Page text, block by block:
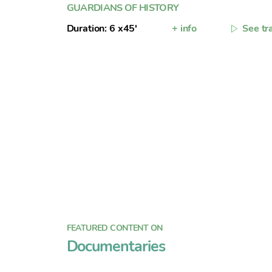
GUARDIANS OF HISTORY
Duration: 6 x45'
+ info See
FEATURED CONTENT ON
Documentaries